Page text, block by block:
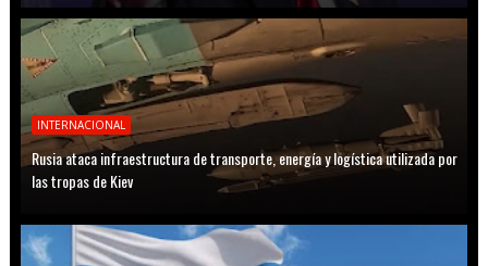
INTERNACIONAL
Rusia ataca infraestructura de transporte, energía y logística utilizada por
las tropas de Kiev